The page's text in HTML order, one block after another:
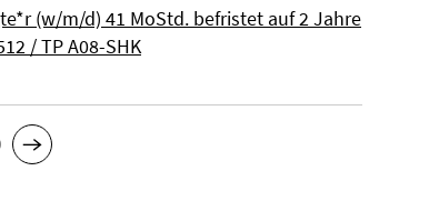
(w/m/d) 41 MoStd. befristet auf 2 Jahre
/ TP A08-SHK